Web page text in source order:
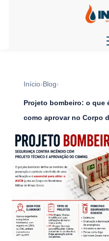
Início Blog
Projeto bombeiro: o que
como aprovar no Corpo